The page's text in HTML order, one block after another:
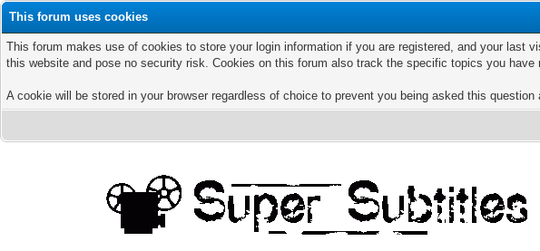
This forum uses cookies
This forum makes use of cookies to store your login information if you are registered, and your
this website and pose no security risk. Cookies on this forum also track the specific topics you
A cookie will be stored in your browser regardless of choice to prevent you being asked this